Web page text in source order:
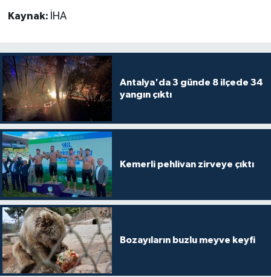
Kaynak: İHA
Antalya'da 3 günde 8 ilçede 34
yangın çıktı
Kemerli pehlivan zirveye çıktı
Bozayıların buzlu meyve keyfi